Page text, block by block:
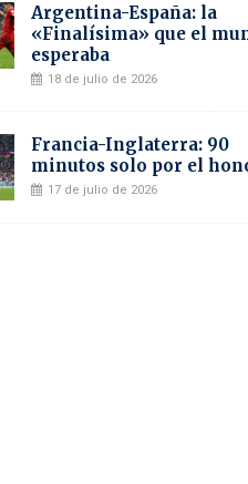
Argentina-España: la
«Finalísima» que el
esperaba
18 de julio de 2026
Francia-Inglaterra: 90
minutos solo por el
17 de julio de 2026